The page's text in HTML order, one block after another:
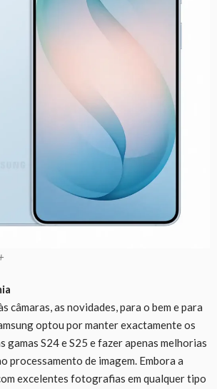
câmaras, as novidades, para o bem e para
optou por manter exactamente os
gamas S24 e S25 e fazer apenas melhorias
processamento de imagem. Embora a
excelentes fotografias em qualquer tipo